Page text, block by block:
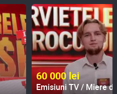
60 000 lei
Emisiuni TV / Miere